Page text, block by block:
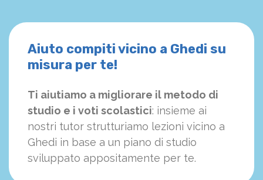
Aiuto compiti vicino a Ghedi su
misura per te!
Ti aiutiamo a migliorare il metodo di
studio e i voti scolastici: insieme ai
nostri tutor strutturiamo lezioni vicino a
Ghedi in base a un piano di studio
sviluppato appositamente per te.